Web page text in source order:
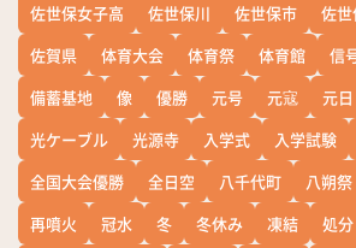
佐世保女子高
佐世保川 佐世保市 佐
佐賀県
体育大会 体育祭 体育館 信
備蓄基地
像 優勝 元号 元寇 元日
光ケーブル
光源寺 入学式 入学試験
全国大会優勝
全日空 八千代町 八朔祭
再噴火
冠水 冬 冬休み 凍結 処分